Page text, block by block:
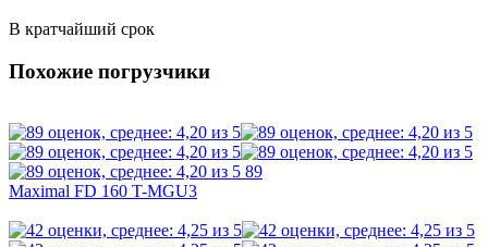
В кратчайший срок
Похожие погрузчики
89
Maximal FD 160 T-MGU3